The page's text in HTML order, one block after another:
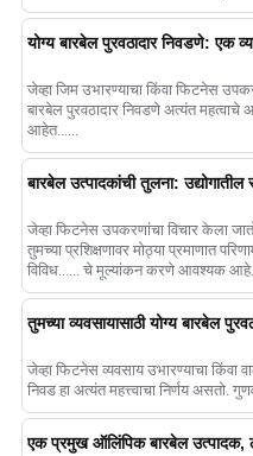
योग्य बारबेल पुरवठादार निवडणे: एक
जेव्हा जिम उभारण्याचा किंवा फिटनेस
बारबेल पुरवठादार निवडणे अत्यंत
आहेत......
बारबेल उत्पादकांची तुलना: उद्योगातील
जेव्हा फिटनेस उपकरणांचा विचार केला
तुमच्या प्रशिक्षणावर मोठ्या प्रमाणात
विविध...... चे मूल्यांकन करणे आवश्यक आहे.
तुमच्या व्यवसायासाठी योग्य बारबेल
जेव्हा फिटनेस व्यवसाय उभारण्याचा किंवा
निवड हा अत्यंत महत्त्वाचा निर्णय असतो.
एक प्रमुख ऑलिंपिक बारबेल